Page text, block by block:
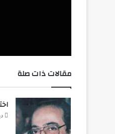
مقالات ذات صلة